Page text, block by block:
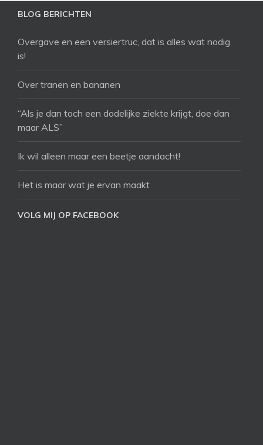
BLOG BERICHTEN
Overgave en een versiertruc, dat is alles wat nodig
is!
Over tranen en bananen
“Als je dan toch een dodelijke ziekte krijgt, doe dan
maar ALS”
Ik wil alleen maar een beetje aandacht!
Het is maar wat je ervan maakt
VOLG MIJ OP FACEBOOK